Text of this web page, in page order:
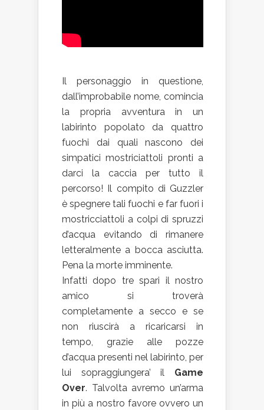
Il personaggio in questione,
dall’improbabile nome, comincia
la propria avventura in un
labirinto popolato da quattro
fuochi dai quali nascono dei
simpatici mostriciattoli pronti a
darci la caccia per tutto il
percorso! Il compito di Guzzler
è spegnere tali fuochi e far fuori i
mostricciattoli a colpi di spruzzi
d’acqua evitando di rimanere
letteralmente a bocca asciutta.
Pena la morte imminente.
Infatti dopo tre spari il nostro
amico si troverà
completamente a secco e se
non riuscirà a ricaricarsi in
tempo, grazie alle pozze
d’acqua presenti nel labirinto, per
lui sopraggiungera’ il Game
Over. Talvolta avremo un’arma
in più a nostro favore ovvero un